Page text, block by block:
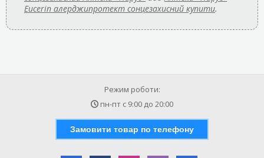
Eucerin алерджипротект сонцезахисний купити.
Режим роботи:
пн-пт с 9:00 до 20:00
Замовити товар по телефону